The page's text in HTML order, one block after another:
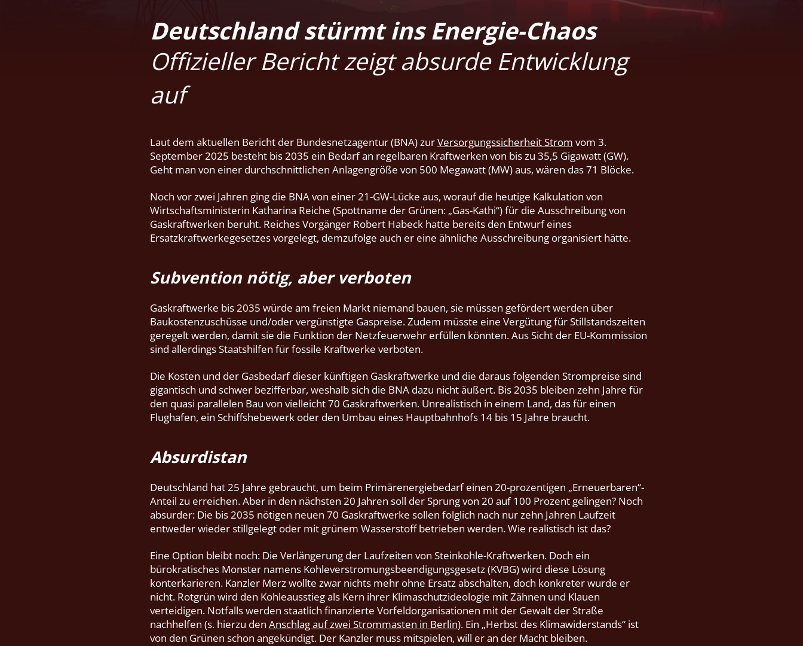
Deutschland stürmt ins Energie-Chaos
Offizieller Bericht zeigt absurde Entwicklung
auf
Laut dem aktuellen Bericht der Bundesnetzagentur (BNA) zurVersorgungssicherheit Strom vom 3.
September 2025 besteht bis 2035 ein Bedarf an regelbaren Kraftwerken von bis zu 35,5 Gigawatt (GW).
Geht man von einer durchschnittlichen Anlagengröße von 500 Megawatt (MW) aus, wären das 71 Blöcke.
Noch vor zwei Jahren ging die BNA von einer 21-GW-Lücke aus, worauf die heutige Kalkulation von
Wirtschaftsministerin Katharina Reiche (Spottname der Grünen: „Gas-Kathi“) für die Ausschreibung von
Gaskraftwerken beruht. Reiches Vorgänger Robert Habeck hatte bereits den Entwurf eines
Ersatzkraftwerkegesetzes vorgelegt, demzufolge auch er eine ähnliche Ausschreibung organisiert hätte.
Subvention nötig, aber verboten
Gaskraftwerke bis 2035 würde am freien Markt niemand bauen, sie müssen gefördert werden über
Baukostenzuschüsse und/oder vergünstigte Gaspreise. Zudem müsste eine Vergütung für Stillstandszeiten
geregelt werden, damit sie die Funktion der Netzfeuerwehr erfüllen könnten. Aus Sicht der EU-Kommission
sind allerdings Staatshilfen für fossile Kraftwerke verboten.
Die Kosten und der Gasbedarf dieser künftigen Gaskraftwerke und die daraus folgenden Strompreise sind
gigantisch und schwer bezifferbar, weshalb sich die BNA dazu nicht äußert. Bis 2035 bleiben zehn Jahre für
den quasi parallelen Bau von vielleicht 70 Gaskraftwerken. Unrealistisch in einem Land, das für einen
Flughafen, ein Schiffshebewerk oder den Umbau eines Hauptbahnhofs 14 bis 15 Jahre braucht.
Absurdistan
Deutschland hat 25 Jahre gebraucht, um beim Primärenergiebedarf einen 20-prozentigen „Erneuerbaren“-
Anteil zu erreichen. Aber in den nächsten 20 Jahren soll der Sprung von 20 auf 100 Prozent gelingen? Noch
absurder: Die bis 2035 nötigen neuen 70 Gaskraftwerke sollen folglich nach nur zehn Jahren Laufzeit
entweder wieder stillgelegt oder mit grünem Wasserstoff betrieben werden. Wie realistisch ist das?
Eine Option bleibt noch: Die Verlängerung der Laufzeiten von Steinkohle-Kraftwerken. Doch ein
bürokratisches Monster namens Kohleverstromungsbeendigungsgesetz (KVBG) wird diese Lösung
konterkarieren. Kanzler Merz wollte zwar nichts mehr ohne Ersatz abschalten, doch konkreter wurde er
nicht. Rotgrün wird den Kohleausstieg als Kern ihrer Klimaschutzideologie mit Zähnen und Klauen
verteidigen. Notfalls werden staatlich finanzierte Vorfeldorganisationen mit der Gewalt der Straße
nachhelfen (s. hierzu den Anschlag auf zwei Strommasten in Berlin). Ein „Herbst des Klimawiderstands“ ist
von den Grünen schon angekündigt. Der Kanzler muss mitspielen, will er an der Macht bleiben.